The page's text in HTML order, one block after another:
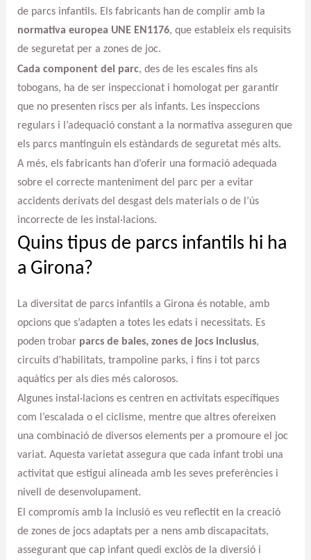
de parcs infantils. Els fabricants han de complir amb la
normativa europea UNE EN1176, que estableix els requisits
de seguretat per a zones de joc.
Cada component del parc, des de les escales fins als
tobogans, ha de ser inspeccionat i homologat per garantir
que no presenten riscs per als infants. Les inspeccions
regulars i l’adequació constant a la normativa asseguren que
els parcs mantinguin els estàndards de seguretat més alts.
A més, els fabricants han d’oferir una formació adequada
sobre el correcte manteniment del parc per a evitar
accidents derivats del desgast dels materials o de l’ús
incorrecte de les instal·lacions.
Quins tipus de parcs infantils hi ha
a Girona?
La diversitat de parcs infantils a Girona és notable, amb
opcions que s’adapten a totes les edats i necessitats. Es
poden trobar parcs de bales, zones de jocs inclusius,
circuits d’habilitats, trampoline parks, i fins i tot parcs
aquàtics per als dies més calorosos.
Algunes instal·lacions es centren en activitats específiques
com l’escalada o el ciclisme, mentre que altres ofereixen
una combinació de diversos elements per a promoure el joc
variat. Aquesta varietat assegura que cada infant trobi una
activitat que estigui alineada amb les seves preferències i
nivell de desenvolupament.
El compromís amb la inclusió es veu reflectit en la creació
de zones de jocs adaptats per a nens amb discapacitats,
assegurant que cap infant quedi exclòs de la diversió i